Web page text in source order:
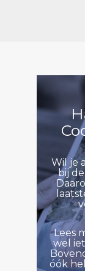
Wil je
bij
Lees
wel
óók